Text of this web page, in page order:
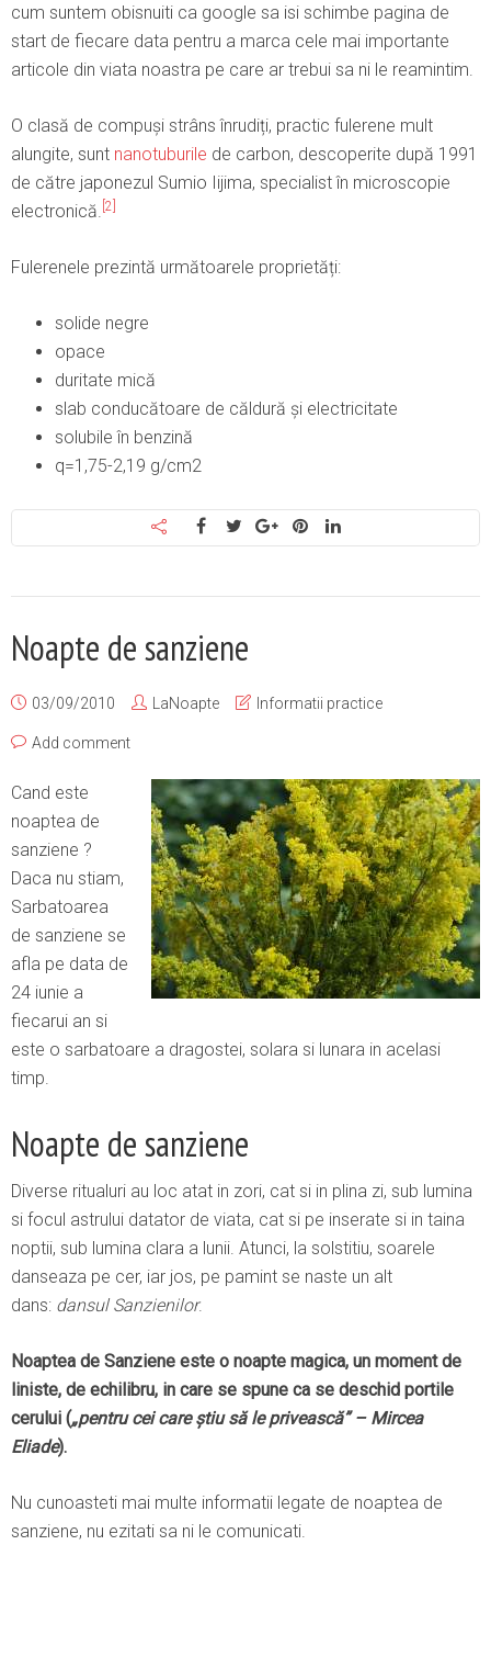
cum suntem obisnuiti ca google sa isi schimbe pagina de
start de fiecare data pentru a marca cele mai importante
articole din viata noastra pe care ar trebui sa ni le reamintim.
O clasă de compuși strâns înrudiți, practic fulerene mult
alungite, sunt nanotuburile de carbon, descoperite după 1991
de către japonezul Sumio Iijima, specialist în microscopie
electronică. [2]
Fulerenele prezintă următoarele proprietăți:
solide negre
opace
duritate mică
slab conducătoare de căldură și electricitate
solubile în benzină
q=1,75-2,19 g/cm2
Noapte de sanziene
03/09/2010 LaNoapte Informatii practice
Add comment
Cand este
noaptea de
sanziene ?
Daca nu stiam,
Sarbatoarea
de sanziene se
afla pe data de
24 iunie a
fiecarui an si
este o sarbatoare a dragostei, solara si lunara in acelasi
timp.
Noapte de sanziene
Diverse ritualuri au loc atat in zori, cat si in plina zi, sub lumina
si focul astrului datator de viata, cat si pe inserate si in taina
noptii, sub lumina clara a lunii. Atunci, la solstitiu, soarele
danseaza pe cer, iar jos, pe pamint se naste un alt
dans: dansul Sanzienilor.
Noaptea de Sanziene este o noapte magica, un moment de
liniste, de echilibru, in care se spune ca se deschid portile
cerului („pentru cei care ştiu să le privească” – Mircea
Eliade).
Nu cunoasteti mai multe informatii legate de noaptea de
sanziene, nu ezitati sa ni le comunicati.